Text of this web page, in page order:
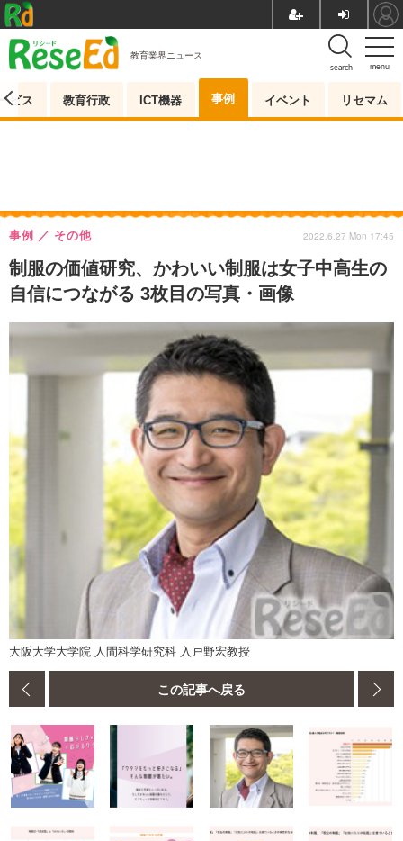
menu
search
教育業界ニュース
ビス 教育行政 ICT機器 事例 イベント リセマム
制服の価値研究、かわいい制服は女子中高生の
自信につながる 3枚目の写真・画像
事例 その他 2022.6.27 Mon 17:45
大阪大学大学院 人間科学研究科 入戸野宏教授
この記事へ戻る